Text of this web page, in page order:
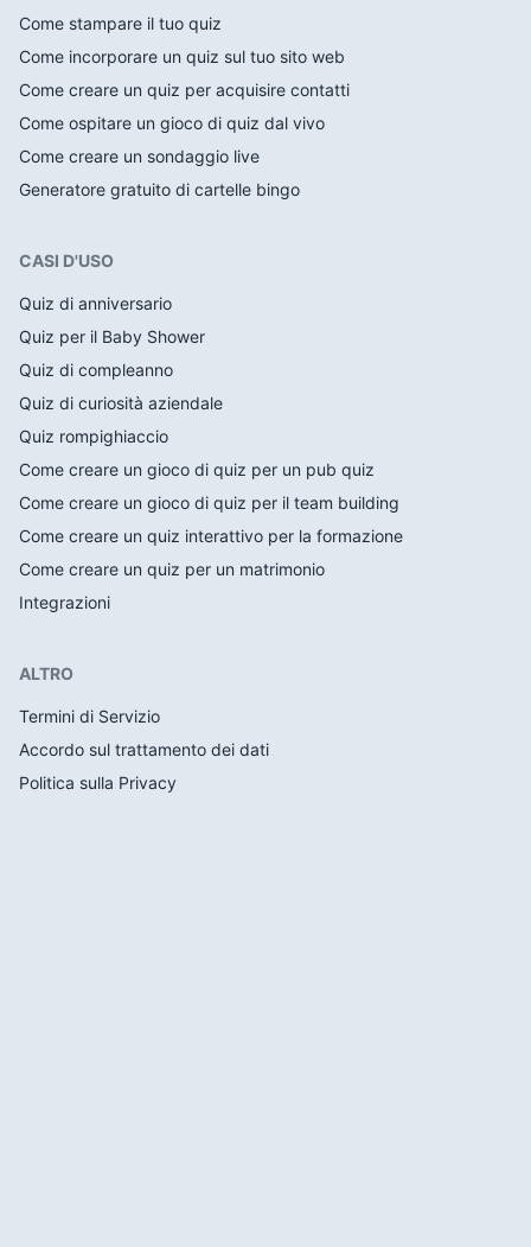
Come stampare il tuo quiz
Come incorporare un quiz sul tuo sito web
Come creare un quiz per acquisire contatti
Come ospitare un gioco di quiz dal vivo
Come creare un sondaggio live
Generatore gratuito di cartelle bingo
CASI D'USO
Quiz di anniversario
Quiz per il Baby Shower
Quiz di compleanno
Quiz di curiosità aziendale
Quiz rompighiaccio
Come creare un gioco di quiz per un pub quiz
Come creare un gioco di quiz per il team building
Come creare un quiz interattivo per la formazione
Come creare un quiz per un matrimonio
Integrazioni
ALTRO
Termini di Servizio
Accordo sul trattamento dei dati
Politica sulla Privacy